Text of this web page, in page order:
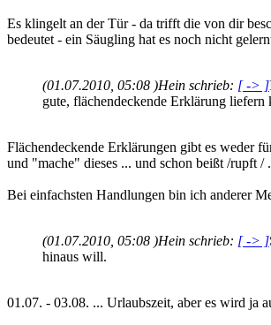
Es klingelt an der Tür - da trifft die von dir
bedeutet - ein Säugling hat es noch nicht
(01.07.2010, 05:08 )Hein schrieb: [ -> ]
gute, flächendeckende Erklärung liefern
Flächendeckende Erklärungen gibt es weder
und "mache" dieses ... und schon beißt /rupft /
Bei einfachsten Handlungen bin ich anderer
(01.07.2010, 05:08 )Hein schrieb: [ -> ]
hinaus will.
01.07. - 03.08. ... Urlaubszeit, aber es wird ja